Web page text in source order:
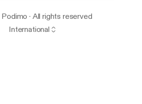
· All rights reserved
International